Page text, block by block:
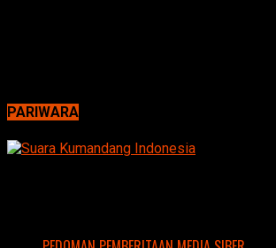
PARIWARA